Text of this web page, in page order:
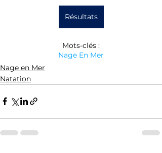
Résultats
Mots-clés :
Nage En Mer
Nage en Mer
Natation